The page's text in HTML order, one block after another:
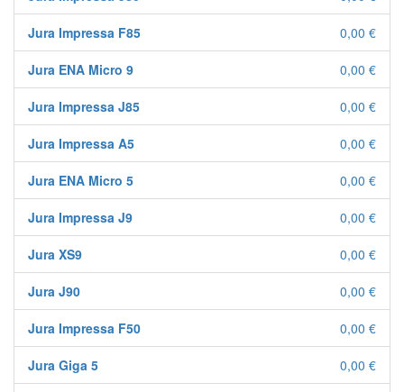
Jura Impressa F85 0,00 €
Jura ENA Micro 9 0,00 €
Jura Impressa J85 0,00 €
Jura Impressa A5 0,00 €
Jura ENA Micro 5 0,00 €
Jura Impressa J9 0,00 €
Jura XS9 0,00 €
Jura J90 0,00 €
Jura Impressa F50 0,00 €
Jura Giga 5 0,00 €